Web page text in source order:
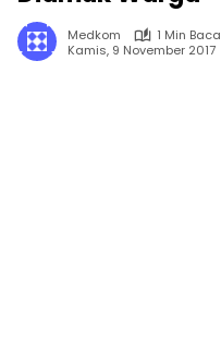
Medkom
1 Min Baca
Kamis, 9 November 2017